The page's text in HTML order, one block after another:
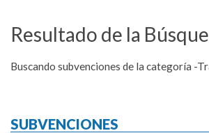
Resultado de la
Buscando subvenciones de la categoría -
SUBVENCIONES